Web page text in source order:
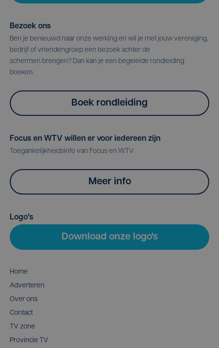
Bezoek ons
Ben je benieuwd naar onze werking en wil je met jouw vereniging,
bedrijf of vriendengroep een bezoek achter de
schermen brengen? Dan kan je een begeleide rondleiding
boeken.
Boek rondleiding
Focus en WTV willen er voor iedereen zijn
Toegankelijkheidsinfo van Focus en WTV
Meer info
Logo's
Download onze logo's
Home
Adverteren
Over ons
Contact
TV zone
Provincie TV